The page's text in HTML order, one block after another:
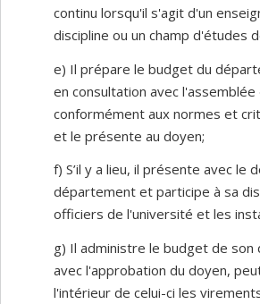
continu lorsqu'il s'agit d'un
discipline ou un champ d'études
e) Il prépare le budget du
en consultation avec
conformément aux normes et
et le présente au doyen;
f) S’il y a lieu, il présente avec le
département et participe à sa
officiers de l'université et les
g) Il administre le budget de
avec l'approbation du doyen,
l'intérieur de celui-ci les